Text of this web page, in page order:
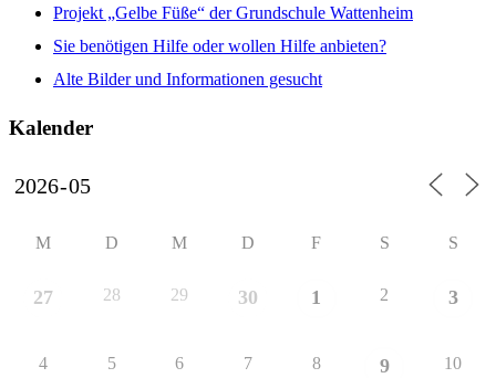
Projekt „Gelbe Füße“ der Grundschule Wattenheim
Sie benötigen Hilfe oder wollen Hilfe anbieten?
Alte Bilder und Informationen gesucht
Kalender
M D M D F S S
27 28 29 30 1 2 3
4 5 6 7 8 9 10